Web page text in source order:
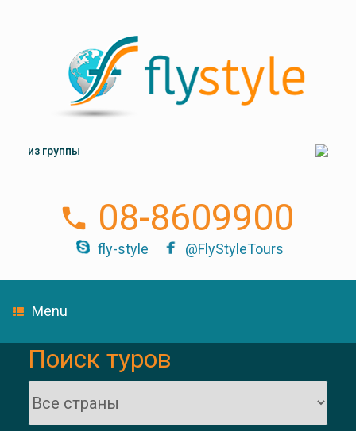
из группы
08-8609900
fly-style @FlyStyleTours
Menu
Поиск туров